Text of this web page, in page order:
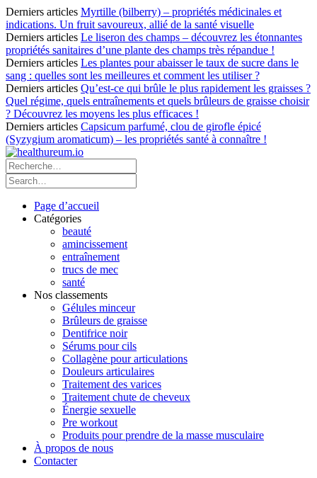
Derniers articles Myrtille (bilberry) – propriétés médicinales et
indications. Un fruit savoureux, allié de la santé visuelle
Derniers articles Le liseron des champs – découvrez les étonnantes
propriétés sanitaires d’une plante des champs très répandue !
Derniers articles Les plantes pour abaisser le taux de sucre dans le
sang : quelles sont les meilleures et comment les utiliser ?
Derniers articles Qu’est-ce qui brûle le plus rapidement les graisses ?
Quel régime, quels entraînements et quels brûleurs de graisse choisir
? Découvrez les moyens les plus efficaces !
Derniers articles Capsicum parfumé, clou de girofle épicé
(Syzygium aromaticum) – les propriétés santé à connaître !
Page d’accueil
Catégories
beauté
amincissement
entraînement
trucs de mec
santé
Nos classements
Gélules minceur
Brûleurs de graisse
Dentifrice noir
Sérums pour cils
Collagène pour articulations
Douleurs articulaires
Traitement des varices
Traitement chute de cheveux
Énergie sexuelle
Pre workout
Produits pour prendre de la masse musculaire
À propos de nous
Contacter